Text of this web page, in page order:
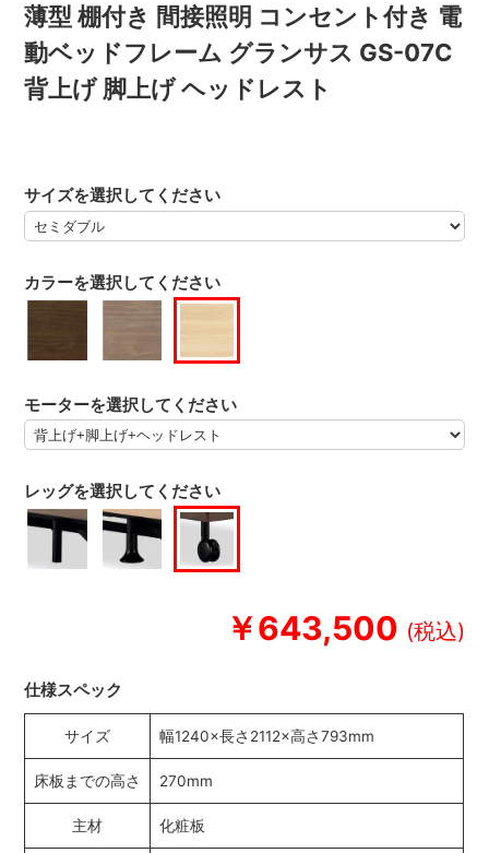
薄型 棚付き 間接照明 コンセント付き 電
動ベッドフレーム グランサス GS-07C
背上げ 脚上げ ヘッドレスト
￥643,500
カラーを選択してください
サイズを選択してください
モーターを選択してください
レッグを選択してください
仕様スペック
サイズ 幅1240×長さ2112×高さ793mm
床板までの高さ 270mm
主材 化粧板